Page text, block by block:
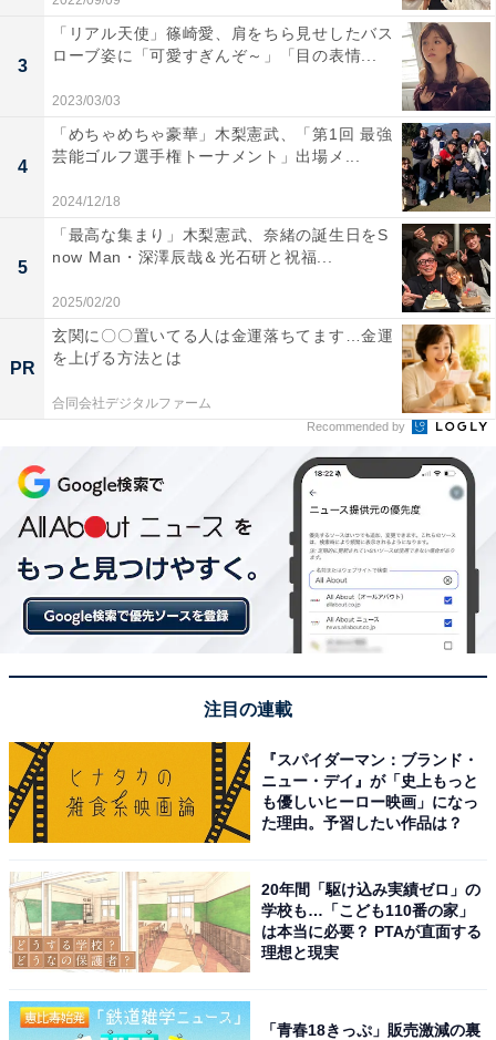
3
「リアル天使」篠崎愛、肩をちら見せしたバス
ローブ姿に「可愛すぎんぞ～」「目の表情...
2023/03/03
4
「めちゃめちゃ豪華」木梨憲武、「第1回 最強
芸能ゴルフ選手権トーナメント」出場メ...
2024/12/18
5
「最高な集まり」木梨憲武、奈緒の誕生日をS
now Man・深澤辰哉＆光石研と祝福...
2025/02/20
PR
玄関に〇〇置いてる人は金運落ちてます…金運
を上げる方法とは
合同会社デジタルファーム
Recommended by
注目の連載
『スパイダーマン：ブランド・
ニュー・デイ』が「史上もっと
も優しいヒーロー映画」になっ
た理由。予習したい作品は？
20年間「駆け込み実績ゼロ」の
学校も…「こども110番の家」
は本当に必要？ PTAが直面する
理想と現実
「青春18きっぷ」販売激減の裏